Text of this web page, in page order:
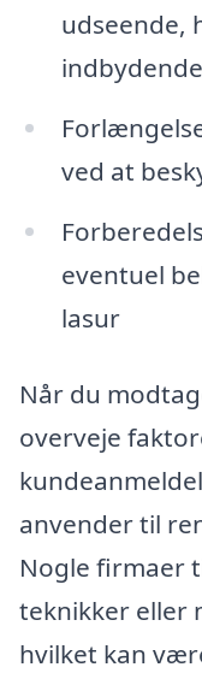
udseende,
ved at
eventuel
lasur
Når du
overveje
anvender til
Nogle firmaer
teknikker eller
hvilket kan